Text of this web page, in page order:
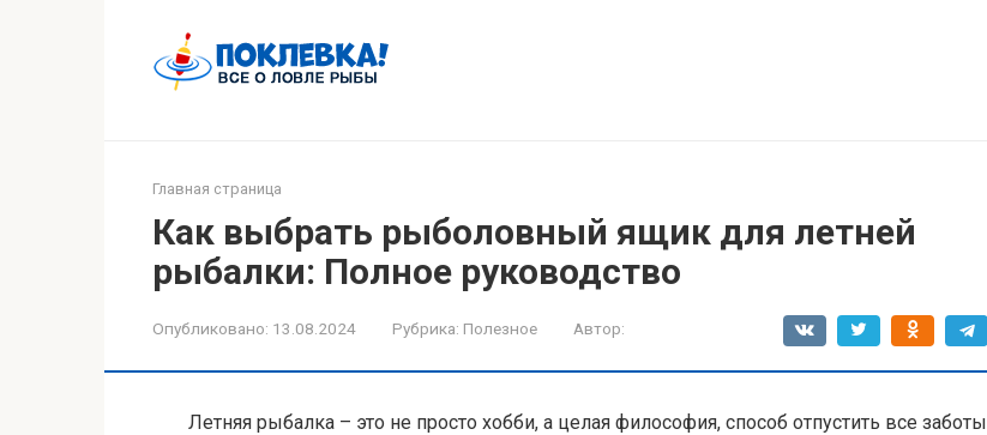
Главная страница
Как выбрать рыболовный ящик для летней
рыбалки: Полное руководство
Опубликовано: 13.08.2024 Рубрика: Полезное Автор:
Летняя рыбалка – это не просто хобби, а целая философия, способ отпустить все заботы